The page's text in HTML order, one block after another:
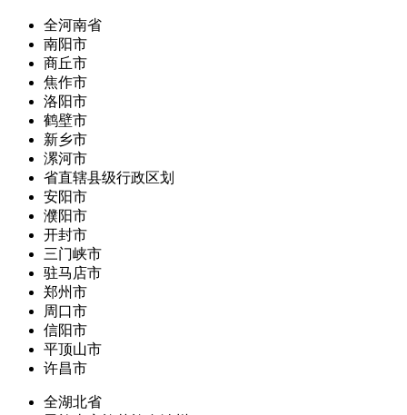
全河南省
南阳市
商丘市
焦作市
洛阳市
鹤壁市
新乡市
漯河市
省直辖县级行政区划
安阳市
濮阳市
开封市
三门峡市
驻马店市
郑州市
周口市
信阳市
平顶山市
许昌市
全湖北省